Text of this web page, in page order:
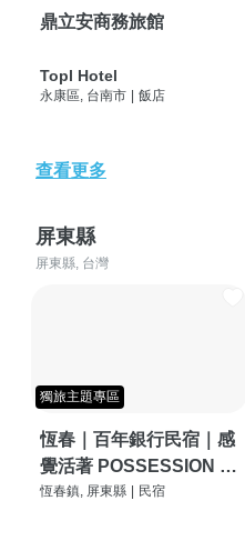
鼎立安商務旅館
Topl Hotel
永康區, 台南市 | 飯店
查看更多
屏東縣
屏東縣, 台灣
獨旅主題專區
恆春｜百年銀行民宿｜感
覺活著 POSSESSION |
背包客棧 | 恆春必住特色
恆春鎮, 屏東縣 民宿